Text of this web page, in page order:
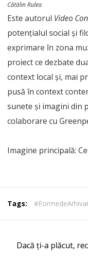
Cătălin Rulea
Este autorul Video
potențialul social și
exprimare în zona
proiect ce dezbate
context local și, mai
pusă în context
sunete și imagini din
colaborare cu
Imagine principală:
Tags:
Dacă ți-a plăcut,